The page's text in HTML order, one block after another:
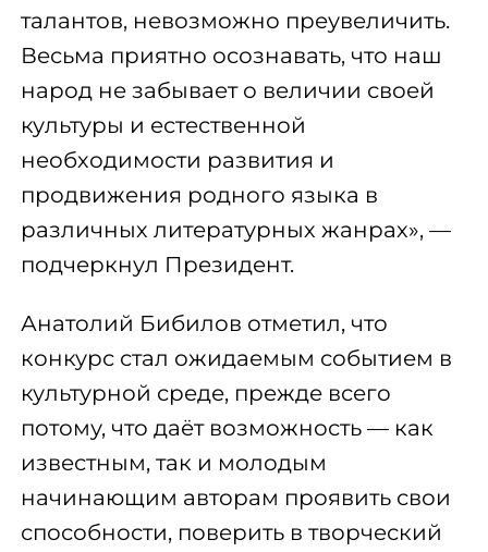
талантов, невозможно преувеличить.
Весьма приятно осознавать, что наш
народ не забывает о величии своей
культуры и естественной
необходимости развития и
продвижения родного языка в
различных литературных жанрах», —
подчеркнул Президент.
Анатолий Бибилов отметил, что
конкурс стал ожидаемым событием в
культурной среде, прежде всего
потому, что даёт возможность — как
известным, так и молодым
начинающим авторам проявить свои
способности, поверить в творческий